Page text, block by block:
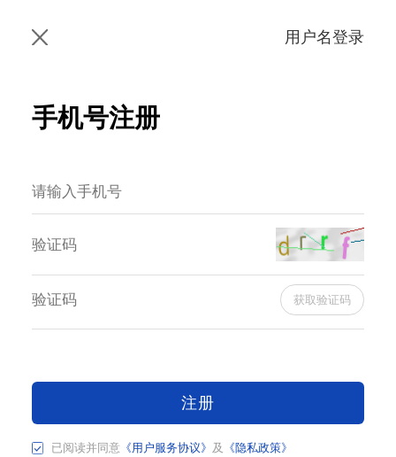
用户名登录
手机号注册
获取验证码
注册
已阅读并同意 《用户服务协议》 及 《隐私政策》